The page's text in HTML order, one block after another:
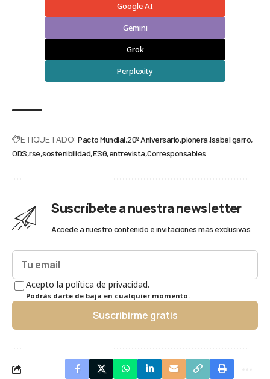
Google AI
Gemini
Grok
Perplexity
ETIQUETADO: Pacto Mundial 20º Aniversario pionera Isabel garro
ODS rse sostenibilidad ESG entrevista Corresponsables
Suscríbete a nuestra newsletter
Accede a nuestro contenido e invitaciones más exclusivas.
Acepto la política de privacidad.
Podrás darte de baja en cualquier momento.
Suscribirme gratis